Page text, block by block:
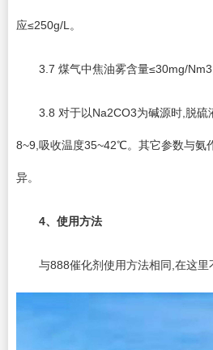
应≤250g/L。
3.7 煤气中焦油雾含量≤30mg/Nm3,
3.8 对于以Na2CO3为碱源时,脱硫
8~9,吸收温度35~42℃。其它参数与氨
异。
4、使用方法
与888催化剂使用方法相同,在这里